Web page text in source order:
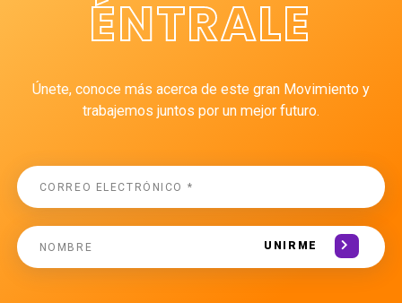
ÉNTRALE
Únete, conoce más acerca de este gran Movimiento y
trabajemos juntos por un mejor futuro.
UNIRME